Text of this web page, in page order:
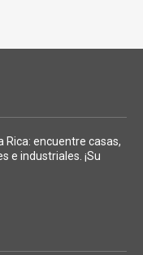
Rica: encuentre casas,
e industriales. ¡Su